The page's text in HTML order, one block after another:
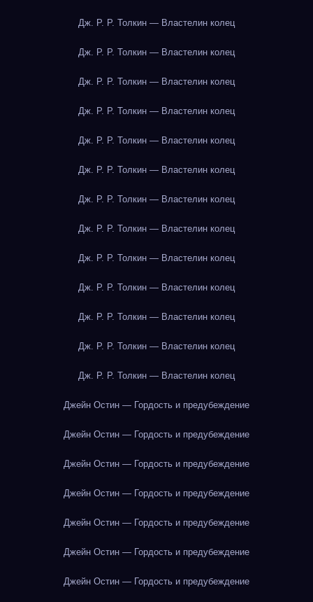
Дж. Р. Р. Толкин — Властелин колец
Дж. Р. Р. Толкин — Властелин колец
Дж. Р. Р. Толкин — Властелин колец
Дж. Р. Р. Толкин — Властелин колец
Дж. Р. Р. Толкин — Властелин колец
Дж. Р. Р. Толкин — Властелин колец
Дж. Р. Р. Толкин — Властелин колец
Дж. Р. Р. Толкин — Властелин колец
Дж. Р. Р. Толкин — Властелин колец
Дж. Р. Р. Толкин — Властелин колец
Дж. Р. Р. Толкин — Властелин колец
Дж. Р. Р. Толкин — Властелин колец
Дж. Р. Р. Толкин — Властелин колец
Джейн Остин — Гордость и предубеждение
Джейн Остин — Гордость и предубеждение
Джейн Остин — Гордость и предубеждение
Джейн Остин — Гордость и предубеждение
Джейн Остин — Гордость и предубеждение
Джейн Остин — Гордость и предубеждение
Джейн Остин — Гордость и предубеждение